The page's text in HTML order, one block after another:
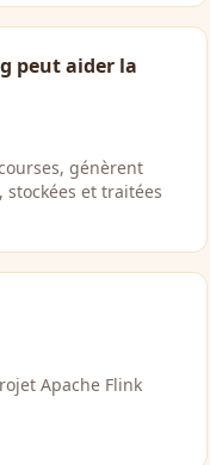
peut aider la
génèrent
et traitées
Apache Flink